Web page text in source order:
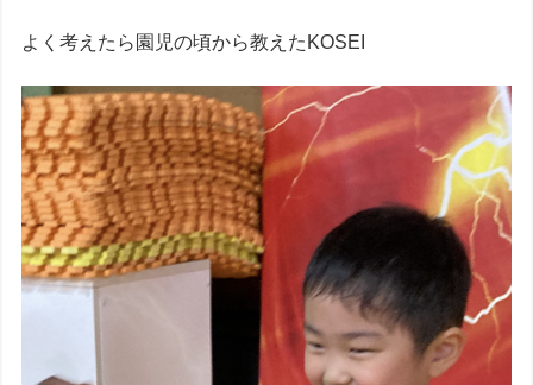
よく考えたら園児の頃から教えたKOSEI